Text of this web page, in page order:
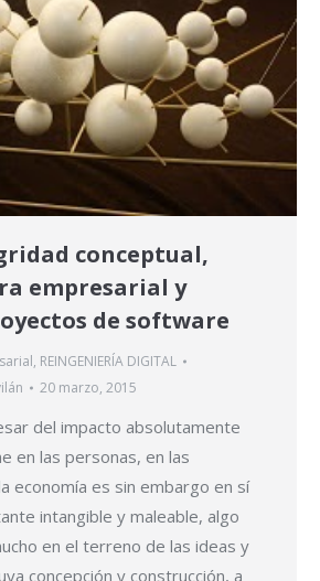
conceptual,
empresarial y
de software
, REINGENIERÍA DIGITAL
20 marzo, 2015
del impacto absolutamente
en las personas, en las
economía es sin embargo en sí
intangible y maleable, algo
en el terreno de las ideas y
concepción y construcción, a